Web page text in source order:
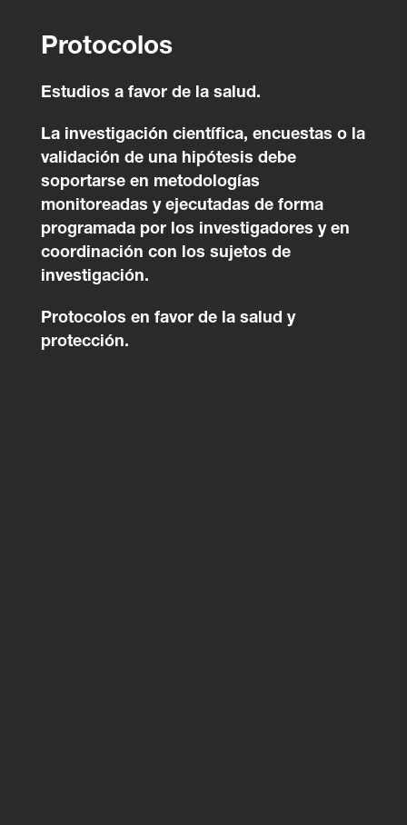
Protocolos
Estudios a favor de la salud.
La investigación científica, encuestas o la
validación de una hipótesis debe
soportarse en metodologías
monitoreadas y ejecutadas de forma
programada por los investigadores y en
coordinación con los sujetos de
investigación.
Protocolos en favor de la salud y
protección.